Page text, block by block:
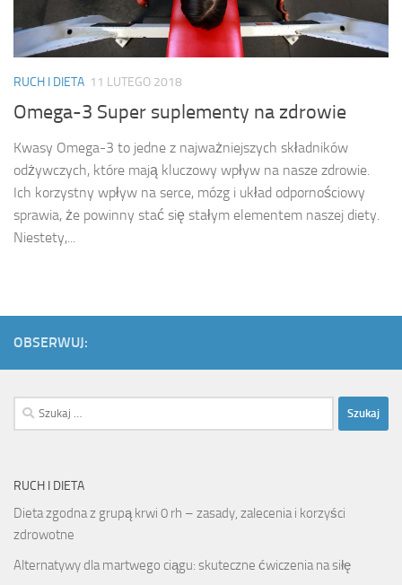
RUCH I DIETA 11 LUTEGO 2018
Omega-3 Super suplementy na zdrowie
Kwasy Omega-3 to jedne z najważniejszych składników
odżywczych, które mają kluczowy wpływ na nasze zdrowie.
Ich korzystny wpływ na serce, mózg i układ odpornościowy
sprawia, że powinny stać się stałym elementem naszej diety.
Niestety,...
OBSERWUJ:
Szukaj:
RUCH I DIETA
Dieta zgodna z grupą krwi 0 rh – zasady, zalecenia i korzyści
zdrowotne
Alternatywy dla martwego ciągu: skuteczne ćwiczenia na siłę